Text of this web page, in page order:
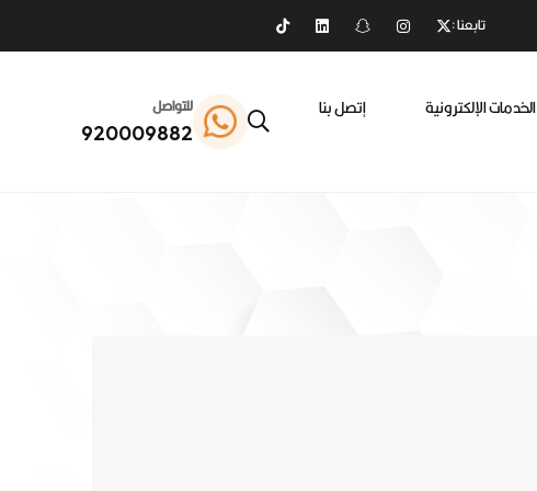
تابعنا :
الخدمات الإلكترونية
إتصل بنا
للتواصل
920009882